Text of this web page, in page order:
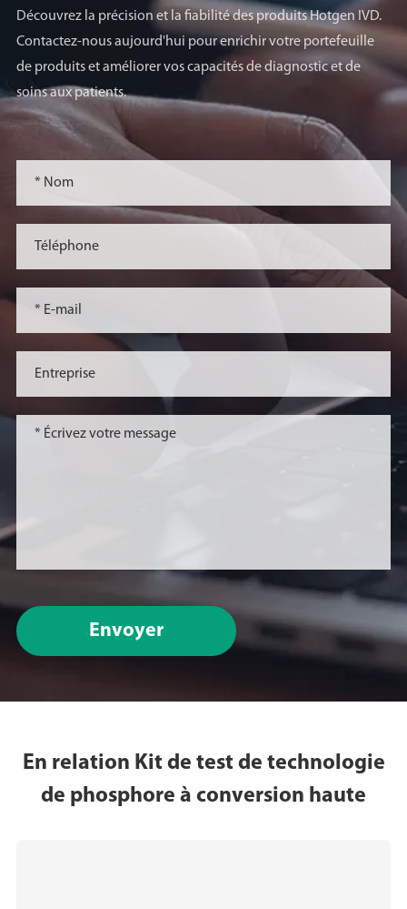
Découvrez la précision et la fiabilité des produits Hotgen IVD.
Contactez-nous aujourd'hui pour enrichir votre portefeuille
de produits et améliorer vos capacités de diagnostic et de
soins aux patients.
Envoyer
En relation Kit de test de technologie
de phosphore à conversion haute